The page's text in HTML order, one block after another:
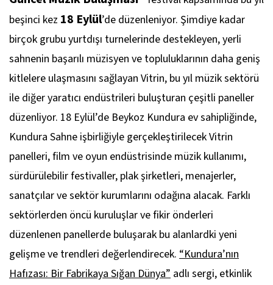
beşinci kez 18 Eylül’de düzenleniyor. Şimdiye kadar
birçok grubu yurtdışı turnelerinde destekleyen, yerli
sahnenin başarılı müzisyen ve topluluklarının daha geniş
kitlelere ulaşmasını sağlayan Vitrin, bu yıl müzik sektörü
ile diğer yaratıcı endüstrileri buluşturan çeşitli paneller
düzenliyor. 18 Eylül’de Beykoz Kundura ev sahipliğinde,
Kundura Sahne işbirliğiyle gerçekleştirilecek Vitrin
panelleri, film ve oyun endüstrisinde müzik kullanımı,
sürdürülebilir festivaller, plak şirketleri, menajerler,
sanatçılar ve sektör kurumlarını odağına alacak. Farklı
sektörlerden öncü kuruluşlar ve fikir önderleri
düzenlenen panellerde buluşarak bu alanlardki yeni
gelişme ve trendleri değerlendirecek. “Kundura’nın
Hafızası: Bir Fabrikaya Sığan Dünya” adlı sergi, etkinlik